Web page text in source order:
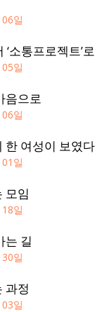
일
‘소통프로젝트’로
일
음으로
일
한 여성이 보였다
일
모임
일
는 길
일
과정
일